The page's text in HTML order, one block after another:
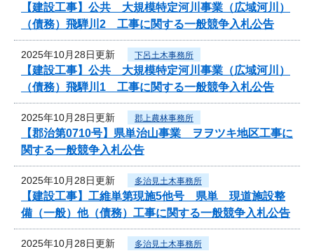
【建設工事】公共 大規模特定河川事業（広域河川）
（債務）飛騨川2 工事に関する一般競争入札公告
2025年10月28日更新 下呂土木事務所
【建設工事】公共 大規模特定河川事業（広域河川）
（債務）飛騨川1 工事に関する一般競争入札公告
2025年10月28日更新 郡上農林事務所
【郡治第0710号】県単治山事業 ヲヲツキ地区工事に
関する一般競争入札公告
2025年10月28日更新 多治見土木事務所
【建設工事】工維単第現施5他号 県単 現道施設整
備（一般）他（債務）工事に関する一般競争入札公告
2025年10月28日更新 多治見土木事務所